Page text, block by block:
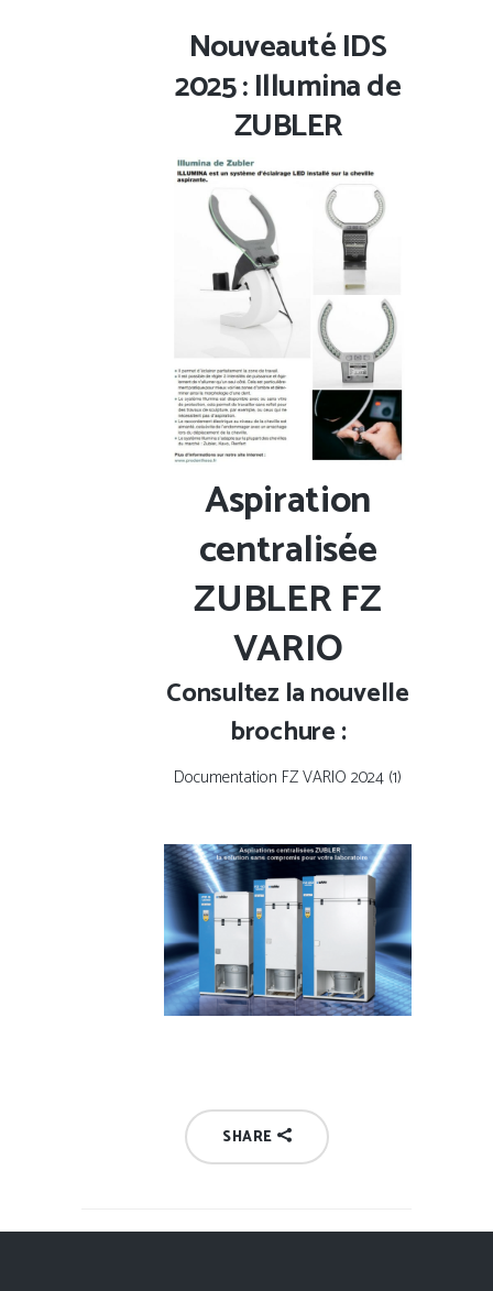
Nouveauté IDS
2025 : Illumina de
ZUBLER
Aspiration
centralisée
ZUBLER FZ
VARIO
Consultez la nouvelle
brochure :
Documentation FZ VARIO 2024 (1)
SHARE